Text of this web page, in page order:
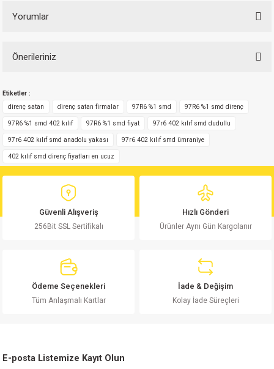
Yorumlar
Önerileriniz
yetersiz gördüğünüz noktaları öneri formunu kullanarak tarafımıza
iletebilirsiniz.
Görüş ve önerileriniz için teşekkür ederiz.
Ürün açıklamasında eksik bilgiler bulunuyor.
Ürün bilgilerinde hatalar bulunuyor.
Ürün fiyatı diğer sitelerden daha pahalı.
Bu ürüne benzer farklı alternatifler olmalı.
Etiketler :
direnç satan
direnç satan firmalar 97R6 %1 smd 97R6 %1 smd direnç
97R6 %1 smd 402 kılıf 97R6 %1 smd fiyat 97r6 402 kılıf smd dudullu
97r6 402 kılıf smd anadolu yakası 97r6 402 kılıf smd ümraniye
402 kılıf smd direnç fiyatları en ucuz
Güvenli Alışveriş
256Bit SSL Sertifikalı
Hızlı Gönderi
Ürünler Aynı Gün Kargolanır
Ödeme Seçenekleri
Tüm Anlaşmalı Kartlar
İade & Değişim
Kolay İade Süreçleri
E-posta Listemize Kayıt Olun